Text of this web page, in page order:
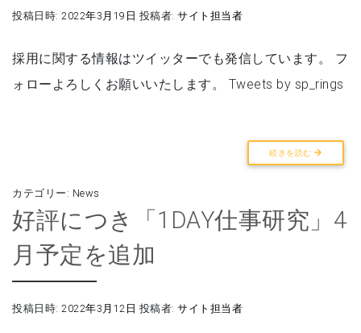
投稿日時: 2022年3月19日 投稿者: サイト担当者
採用に関する情報はツイッターでも発信しています。 フ
ォローよろしくお願いいたします。 Tweets by sp_rings
続きを読む
カテゴリー: News
好評につき「1DAY仕事研究」4
月予定を追加
投稿日時: 2022年3月12日 投稿者: サイト担当者